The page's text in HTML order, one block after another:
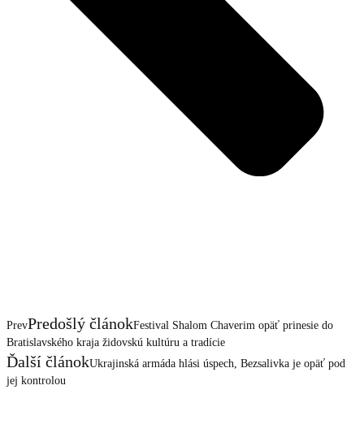
PrevPredošlý článokFestival Shalom Chaverim opäť prinesie do
Bratislavského kraja židovskú kultúru a tradície
Ďalší článokUkrajinská armáda hlási úspech, Bezsalivka je opäť pod
jej kontrolou